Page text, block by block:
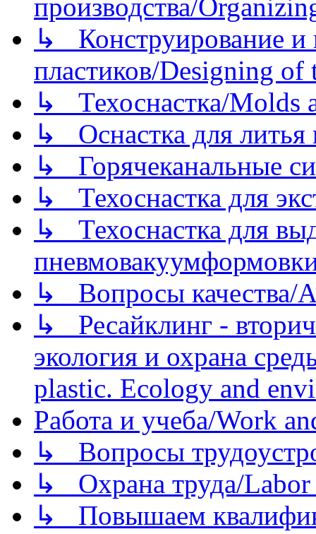
производства/
↳ Конструирование и
пластиков/Designing of
↳ Техоснастка/Molds
↳ Оснастка для литья
↳ Горячеканальные
↳ Техоснастка для
↳ Техоснастка для
↳ Вопросы качества/
↳ Ресайклинг -
экология и охрана
plastic. Ecology and
Работа и учеба/Work
↳ Вопросы
↳ Охрана труда/Labor
↳ Повышаем